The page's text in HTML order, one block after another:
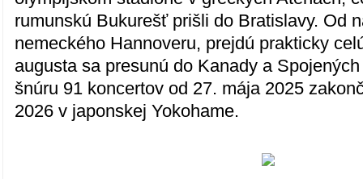
rumunskú Bukurešť prišli do Bratislavy. Od
nemeckého Hannoveru, prejdú prakticky
augusta sa presunú do Kanady a
šnúru 91 koncertov od 27. mája 2025
2026 v japonskej Yokohame.